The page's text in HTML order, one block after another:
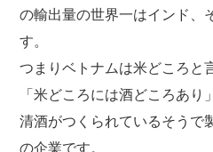
の輸出量の世界一はインド、
す。
つまりベトナムは米どころと
「米どころには酒どころあ
清酒がつくられているそうで
の企業です。